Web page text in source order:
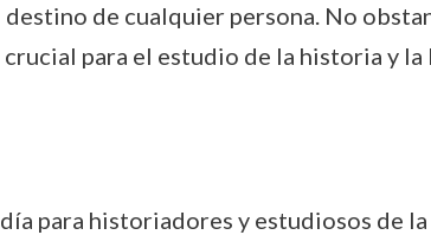
de cualquier persona. No
para el estudio de la historia y
para historiadores y estudiosos de